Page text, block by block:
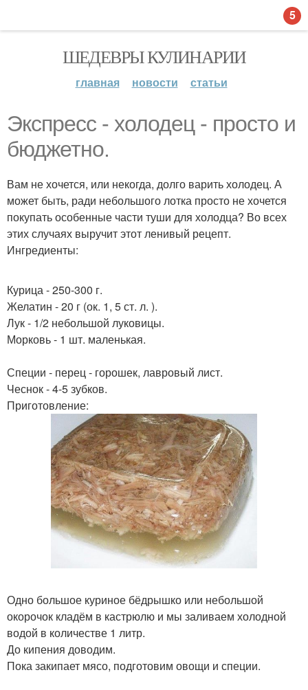
ШЕДЕВРЫ КУЛИНАРИИ
главная новости статьи
Экспресс - холодец - просто и
бюджетно.
Вам не хочется, или некогда, долго варить холодец. А
может быть, ради небольшого лотка просто не хочется
покупать особенные части туши для холодца? Во всех
этих случаях выручит этот ленивый рецепт.
Ингредиенты:
Курица - 250-300 г.
Желатин - 20 г (ок. 1, 5 ст. л. ).
Лук - 1/2 небольшой луковицы.
Морковь - 1 шт. маленькая.
Специи - перец - горошек, лавровый лист.
Чеснок - 4-5 зубков.
Приготовление:
Одно большое куриное бёдрышко или небольшой
окорочок кладём в кастрюлю и мы заливаем холодной
водой в количестве 1 литр.
До кипения доводим.
Пока закипает мясо, подготовим овощи и специи.
5